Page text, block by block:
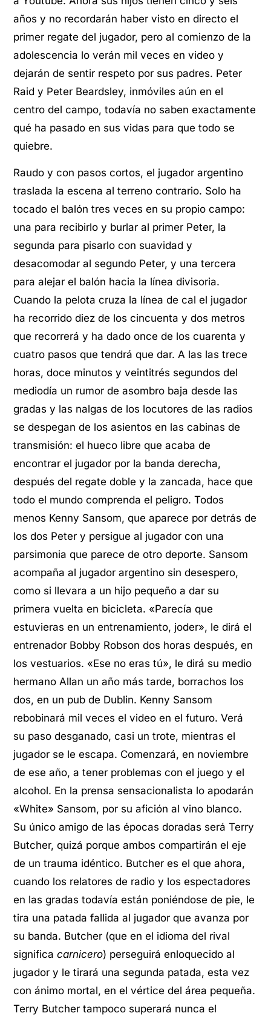
años y no recordarán haber visto en directo el
primer regate del jugador, pero al comienzo de la
adolescencia lo verán mil veces en video y
dejarán de sentir respeto por sus padres. Peter
Raid y Peter Beardsley, inmóviles aún en el
centro del campo, todavía no saben exactamente
qué ha pasado en sus vidas para que todo se
quiebre.
Raudo y con pasos cortos, el jugador argentino
traslada la escena al terreno contrario. Solo ha
tocado el balón tres veces en su propio campo:
una para recibirlo y burlar al primer Peter, la
segunda para pisarlo con suavidad y
desacomodar al segundo Peter, y una tercera
para alejar el balón hacia la línea divisoria.
Cuando la pelota cruza la línea de cal el jugador
ha recorrido diez de los cincuenta y dos metros
que recorrerá y ha dado once de los cuarenta y
cuatro pasos que tendrá que dar. A las las trece
horas, doce minutos y veintitrés segundos del
mediodía un rumor de asombro baja desde las
gradas y las nalgas de los locutores de las radios
se despegan de los asientos en las cabinas de
transmisión: el hueco libre que acaba de
encontrar el jugador por la banda derecha,
después del regate doble y la zancada, hace que
todo el mundo comprenda el peligro. Todos
menos Kenny Sansom, que aparece por detrás de
los dos Peter y persigue al jugador con una
parsimonia que parece de otro deporte. Sansom
acompaña al jugador argentino sin desespero,
como si llevara a un hijo pequeño a dar su
primera vuelta en bicicleta. «Parecía que
estuvieras en un entrenamiento, joder», le dirá el
entrenador Bobby Robson dos horas después, en
los vestuarios. «Ese no eras tú», le dirá su medio
hermano Allan un año más tarde, borrachos los
dos, en un pub de Dublin. Kenny Sansom
rebobinará mil veces el video en el futuro. Verá
su paso desganado, casi un trote, mientras el
jugador se le escapa. Comenzará, en noviembre
de ese año, a tener problemas con el juego y el
alcohol. En la prensa sensacionalista lo apodarán
«White» Sansom, por su afición al vino blanco.
Su único amigo de las épocas doradas será Terry
Butcher, quizá porque ambos compartirán el eje
de un trauma idéntico. Butcher es el que ahora,
cuando los relatores de radio y los espectadores
en las gradas todavía están poniéndose de pie, le
tira una patada fallida al jugador que avanza por
su banda. Butcher (que en el idioma del rival
significacarnicero) perseguirá enloquecido al
jugador y le tirará una segunda patada, esta vez
con ánimo mortal, en el vértice del área pequeña.
Terry Butcher tampoco superará nunca el